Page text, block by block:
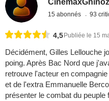
15 abonnés 93
4,5 Publiée le 15
Décidément, Gilles Lellouche
poing. Après Bac Nord que
retrouve l'acteur en
et de l'extra Emmanuelle
présenter le combat du